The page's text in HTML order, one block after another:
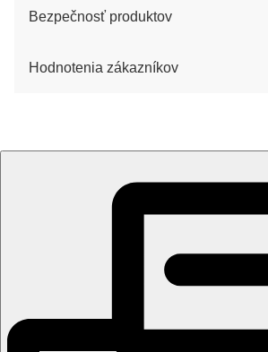
Bezpečnosť produktov
Hodnotenia zákazníkov